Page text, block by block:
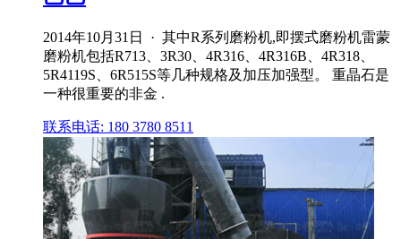
2014年10月31日 · 其中R系列磨粉机,即摆式磨粉机雷蒙
磨粉机包括R713、3R30、4R316、4R316B、4R318、
5R4119S、6R515S等几种规格及加压加强型。 重晶石是
一种很重要的非金 .
联系电话: 180 3780 8511